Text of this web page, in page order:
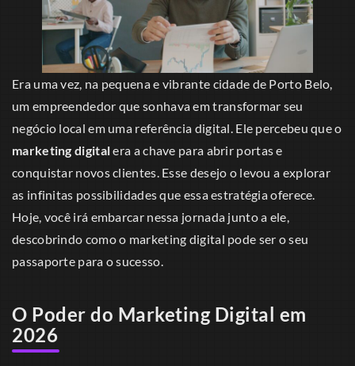
Era uma vez, na pequena e vibrante cidade de Porto Belo,
um empreendedor que sonhava em transformar seu
negócio local em uma referência digital. Ele percebeu que o
marketing digitalera a chave para abrir portas e
conquistar novos clientes. Esse desejo o levou a explorar
as infinitas possibilidades que essa estratégia oferece.
Hoje, você irá embarcar nessa jornada junto a ele,
descobrindo como o marketing digital pode ser o seu
passaporte para o sucesso.
O Poder do Marketing Digital em
2026